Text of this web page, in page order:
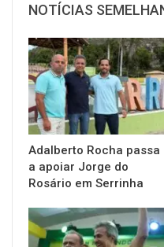
NOTÍCIAS
Adalberto Rocha passa
a apoiar Jorge do
Rosário em Serrinha